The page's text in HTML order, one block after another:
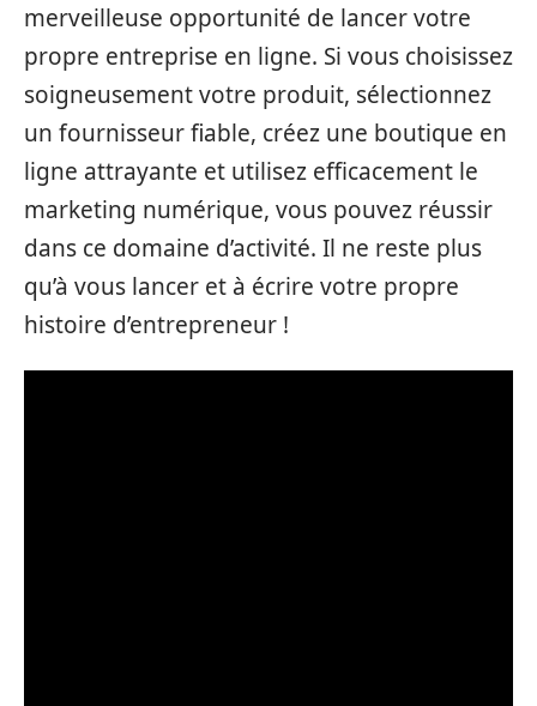
merveilleuse opportunité de lancer votre
propre entreprise en ligne. Si vous choisissez
soigneusement votre produit, sélectionnez
un fournisseur fiable, créez une boutique en
ligne attrayante et utilisez efficacement le
marketing numérique, vous pouvez réussir
dans ce domaine d’activité. Il ne reste plus
qu’à vous lancer et à écrire votre propre
histoire d’entrepreneur !